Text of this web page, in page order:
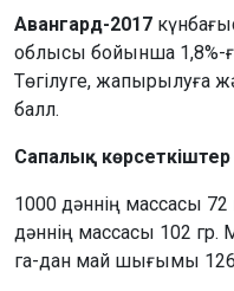
Авангард-2017
облысы бойынша 1,8%-ға
Төгілуге, жапырылуға
балл.
Сапалық көрсеткіштер
1000 дәннің массасы
дәннің массасы 102
га-дан май шығымы